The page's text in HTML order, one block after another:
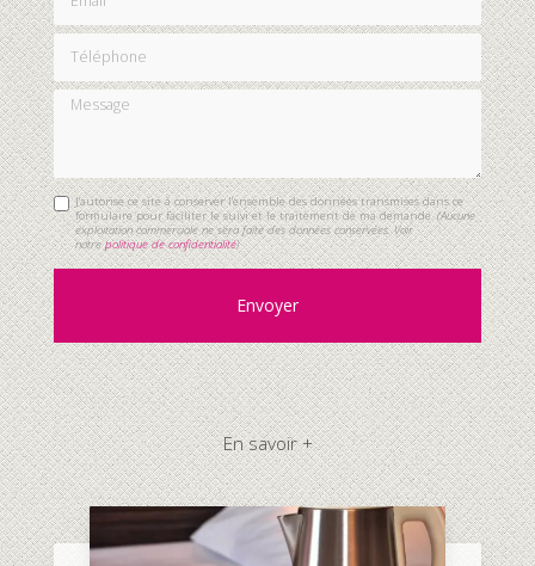
Téléphone
Message
J'autorise ce site à conserver l'ensemble des données transmises dans ce
formulaire pour faciliter le suivi et le traitement de ma demande.(Aucune
exploitation commerciale ne sera faite des données conservées. Voir
notrepolitique de confidentialité)
En savoir +